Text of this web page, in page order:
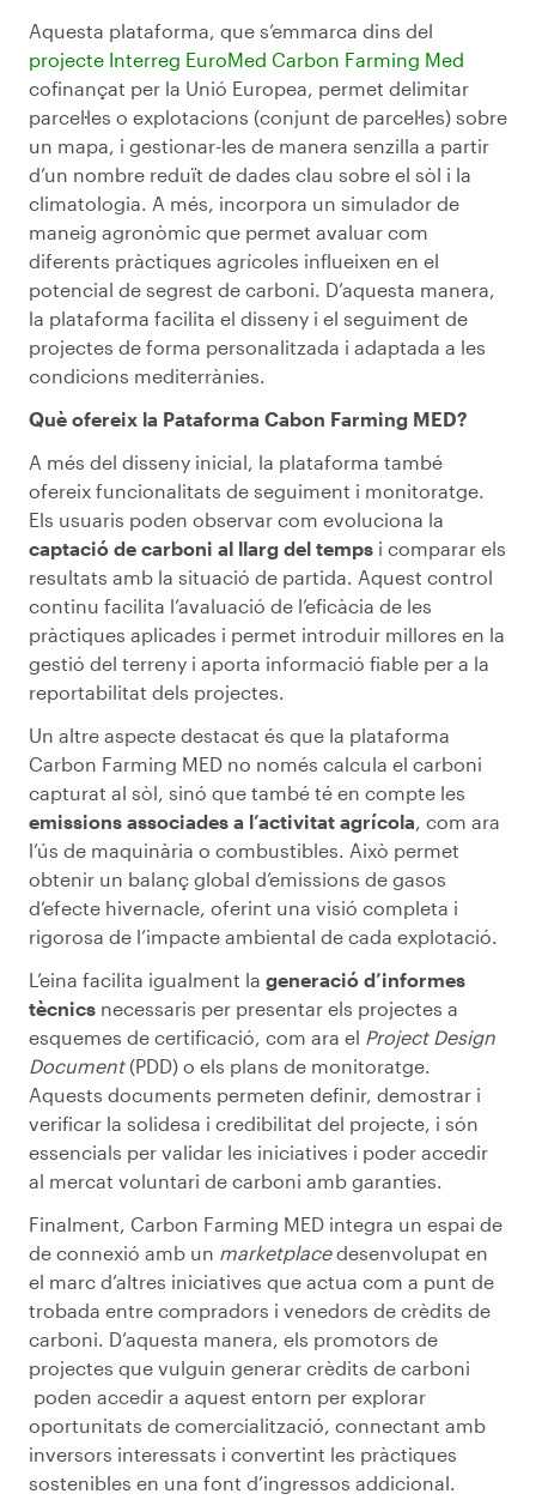
Aquesta plataforma, que s’emmarca dins del
projecte Interreg EuroMed Carbon Farming Med
cofinançat per la Unió Europea, permet delimitar
parcel·les o explotacions (conjunt de parcel·les) sobre
un mapa, i gestionar-les de manera senzilla a partir
d’un nombre reduït de dades clau sobre el sòl i la
climatologia. A més, incorpora un simulador de
maneig agronòmic que permet avaluar com
diferents pràctiques agrícoles influeixen en el
potencial de segrest de carboni. D’aquesta manera,
la plataforma facilita el disseny i el seguiment de
projectes de forma personalitzada i adaptada a les
condicions mediterrànies.
Què ofereix la Pataforma Cabon Farming MED?
A més del disseny inicial, la plataforma també
ofereix funcionalitats de seguiment i monitoratge.
Els usuaris poden observar com evoluciona la
captació de carboni al llarg del temps i comparar els
resultats amb la situació de partida. Aquest control
continu facilita l’avaluació de l’eficàcia de les
pràctiques aplicades i permet introduir millores en la
gestió del terreny i aporta informació fiable per a la
reportabilitat dels projectes.
Un altre aspecte destacat és que la plataforma
Carbon Farming MED no només calcula el carboni
capturat al sòl, sinó que també té en compte les
emissions associades a l’activitat agrícola , com ara
l’ús de maquinària o combustibles. Això permet
obtenir un balanç global d’emissions de gasos
d’efecte hivernacle, oferint una visió completa i
rigorosa de l’impacte ambiental de cada explotació.
L’eina facilita igualment la generació d’informes
tècnics necessaris per presentar els projectes a
esquemes de certificació, com ara el Project Design
Document (PDD) o els plans de monitoratge.
Aquests documents permeten definir, demostrar i
verificar la solidesa i credibilitat del projecte, i són
essencials per validar les iniciatives i poder accedir
al mercat voluntari de carboni amb garanties.
Finalment, Carbon Farming MED integra un espai de
de connexió amb un marketplacedesenvolupat en
el marc d’altres iniciatives que actua com a punt de
trobada entre compradors i venedors de crèdits de
carboni. D’aquesta manera, els promotors de
projectes que vulguin generar crèdits de carboni
poden accedir a aquest entorn per explorar
oportunitats de comercialització, connectant amb
inversors interessats i convertint les pràctiques
sostenibles en una font d’ingressos addicional.